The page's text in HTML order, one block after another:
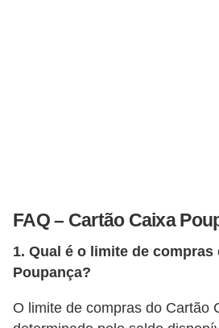
FAQ – Cartão Caixa
1. Qual é o limite de compras
Poupança?
O limite de compras do Cartão
i
a
m
n